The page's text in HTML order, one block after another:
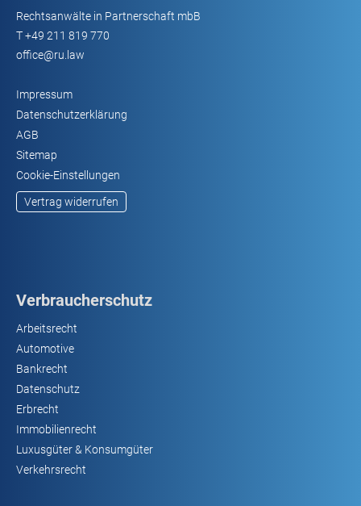
Rechtsanwälte in Partnerschaft mbB
T+49 211 819 770
office@ru.law
Impressum
Datenschutzerklärung
AGB
Sitemap
Cookie-Einstellungen
Vertrag widerrufen
Verbraucherschutz
Arbeitsrecht
Automotive
Bankrecht
Datenschutz
Erbrecht
Immobilienrecht
Luxusgüter & Konsumgüter
Verkehrsrecht